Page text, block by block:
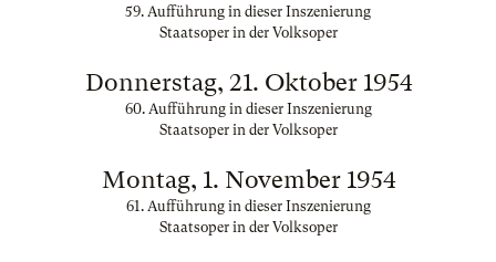
59. Aufführung in dieser Inszenierung
Staatsoper in der Volksoper
Donnerstag, 21. Oktober 1954
60. Aufführung in dieser Inszenierung
Staatsoper in der Volksoper
Montag, 1. November 1954
61. Aufführung in dieser Inszenierung
Staatsoper in der Volksoper